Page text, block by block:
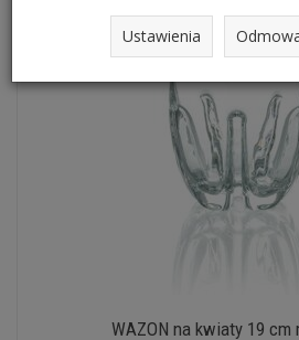
WAZON na kwiaty 19 cm
Ustawienia